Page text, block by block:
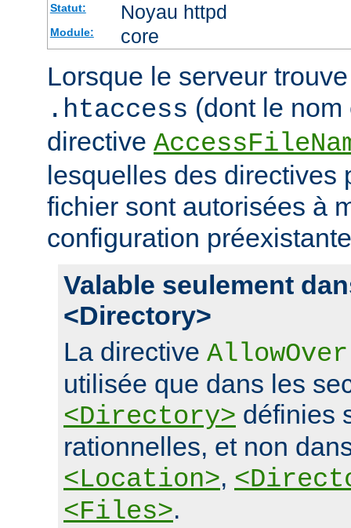
Statut: Noyau httpd
Module: core
Lorsque le serveur
.htaccess (dont le
directive
lesquelles des directives
fichier sont autorisées à
configuration
Valable seulement
<Directory>
La directive
utilisée que dans les
<Directory> définies
rationnelles, et non
<Location>,
<Files>.